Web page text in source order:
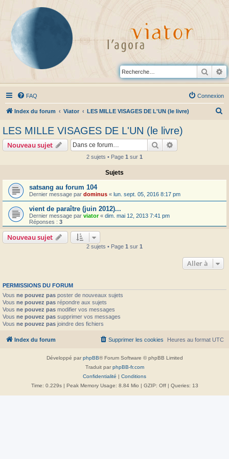
FAQ Connexion
Index du forum Viator LES MILLE VISAGES DE L'UN (le livre)
LES MILLE VISAGES DE L'UN (le livre)
Nouveau sujet Rechercher
2 sujets • Page 1 sur 1
Sujets
satsang au forum 104
Dernier message par dominus « lun. sept. 05, 2016 8:17 pm
vient de paraître (juin 2012)...
Dernier message par viator« dim. mai 12, 2013 7:41 pm
Réponses : 3
Nouveau sujet
2 sujets • Page 1 sur 1
Aller à
PERMISSIONS DU FORUM
Vous ne pouvez pas poster de nouveaux sujets
Vous ne pouvez pas répondre aux sujets
Vous ne pouvez pas modifier vos messages
Vous ne pouvez pas supprimer vos messages
Vous ne pouvez pas joindre des fichiers
Index du forum Heures au format UTC
Supprimer les cookies
Développé par phpBB® Forum Software © phpBB Limited
Traduit par phpBB-fr.com
Confidentialité | Conditions
Time: 0.229s| Peak Memory Usage: 8.84 Mio | GZIP: Off | Queries: 13